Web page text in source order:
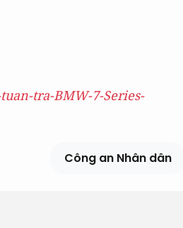
tra-BMW-7-Series-
Công an Nhân dân